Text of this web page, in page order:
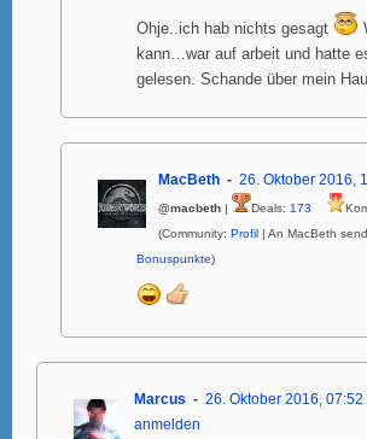
Ohje..ich hab nichts gesagt
kann…war auf arbeit und hatte
gelesen. Schande über mein
MacBeth 26. Oktober 2016,
@macbeth | Deals: 173
(Community: Profil | An MacBeth
Bonuspunkte)
Marcus 26. Oktober 2016, 07:52
anmelden